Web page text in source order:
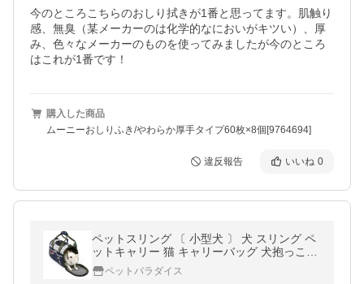
今のところこちらのおしり拭きが1番と思ってます。肌触り
感、無臭（某メーカーのは化学的なにおいがキツい）、厚
み、色々なメーカーのものを使ってみましたが今のところ
はこれが1番です！
購入した商品
ムーニーおしりふき/やわらか厚手タイプ60枚×8個[9764694]
違反報告 いいね 0
ペットスリング 〔 小型犬 〕 犬 スリング ペ
ットキャリー 猫 キャリーバッグ 犬抱っこ紐
ドッグスリング ソフト 底板 | スヌーピー
ペットパラダイス